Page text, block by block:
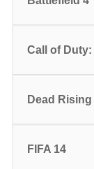
Call of Duty:
Dead Rising
FIFA 14